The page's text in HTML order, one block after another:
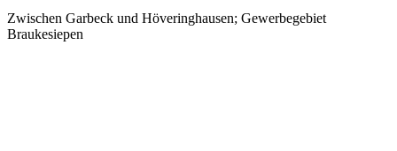
Zwischen Garbeck und Höveringhausen; Gewerbegebiet
Braukesiepen